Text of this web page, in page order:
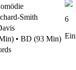
Smith
• BD (93 Min)
6